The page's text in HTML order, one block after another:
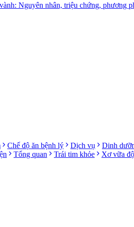
Nguyên nhân, triệu chứng, phương
Chế độ ăn bệnh lý Dịch vụ Dinh
Tổng quan Trái tim khỏe
Xơ vữa